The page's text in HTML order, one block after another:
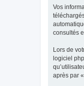
Vos
consultés
Lors de
logiciel
après par